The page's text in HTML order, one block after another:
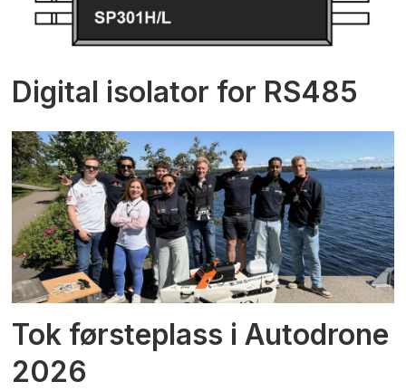
Digital isolator for RS485
Tok førsteplass i Autodrone
2026